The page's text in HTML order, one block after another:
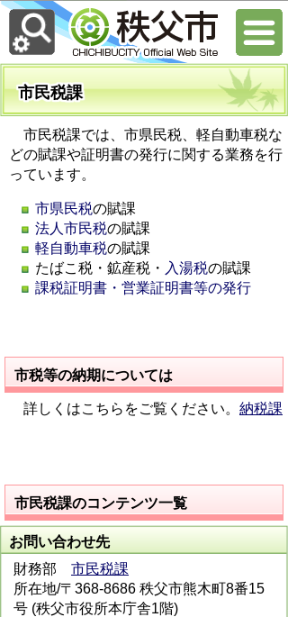
市民税課
市民税課では、市県民税、軽自動車税な
どの賦課や証明書の発行に関する業務を行
っています。
市県民税の賦課
法人市民税の賦課
軽自動車税の賦課
たばこ税・鉱産税・ 入湯税の賦課
課税証明書・営業証明書等の発行
市税等の納期については
詳しくはこちらをご覧ください。 納税課
市民税課のコンテンツ一覧
お問い合わせ先
財務部 市民税課
所在地/〒368-8686 秩父市熊木町8番15
号 (秩父市役所本庁舎1階)